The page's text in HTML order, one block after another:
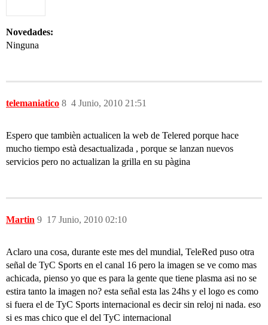
Novedades:
Ninguna
telemaniatico 4 Junio, 2010 21:51
8
Espero que tambièn actualicen la web de Telered porque hace
mucho tiempo està desactualizada , porque se lanzan nuevos
servicios pero no actualizan la grilla en su pàgina
Martin 17 Junio, 2010 02:10
9
Aclaro una cosa, durante este mes del mundial, TeleRed puso otra
señal de TyC Sports en el canal 16 pero la imagen se ve como mas
achicada, pienso yo que es para la gente que tiene plasma asi no se
estira tanto la imagen no? esta señal esta las 24hs y el logo es como
si fuera el de TyC Sports internacional es decir sin reloj ni nada. eso
si es mas chico que el del TyC internacional